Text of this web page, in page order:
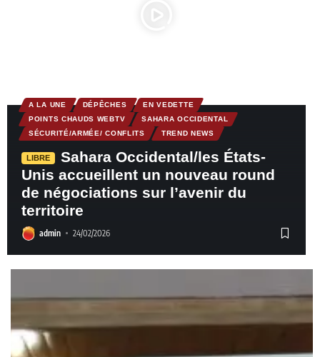
A LA UNE DÉPÊCHES
EN VEDETTE
POINTS CHAUDS WEBTV
SAHARA OCCIDENTAL
SÉCURITÉ/ARMÉE/ CONFLITS
TREND NEWS
LIBRE
Sahara Occidental/les États-
Unis accueillent un nouveau round
de négociations sur l’avenir du
territoire
admin 24/02/2026